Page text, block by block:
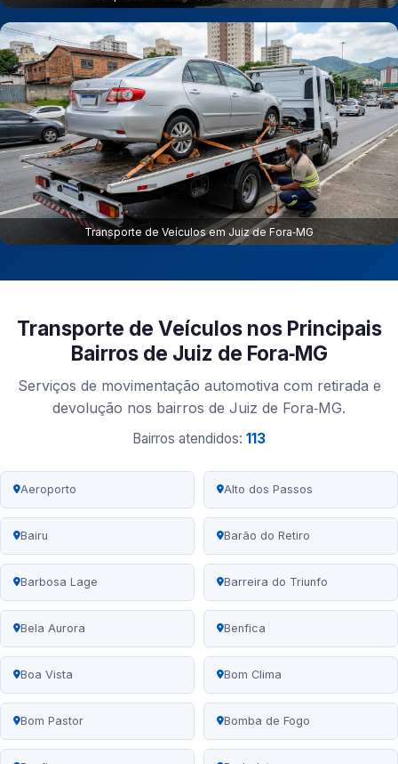
Transporte de Veículos em Juiz de Fora‑MG
Transporte de Veículos nos Principais
Bairros de Juiz de Fora‑MG
Serviços de movimentação automotiva com retirada e
devolução nos bairros de Juiz de Fora‑MG.
Bairros atendidos: 113
Aeroporto Alto dos Passos
Bairu Barão do Retiro
Barbosa Lage Barreira do Triunfo
Bela Aurora Benfica
Boa Vista Bom Clima
Bom Pastor Bomba de Fogo